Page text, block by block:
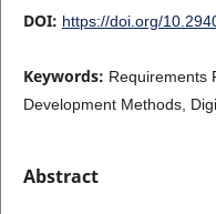
DOI: https://doi.org/
Keywords: Requirements
Development Methods,
Abstract